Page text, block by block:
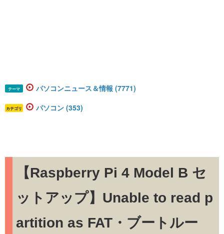
テーマ パソコンニュース＆情報 (7771)
カテゴリ パソコン (353)
【Raspberry Pi 4 Model B セ
ットアップ】Unable to read p
artition as FAT・ブートルー